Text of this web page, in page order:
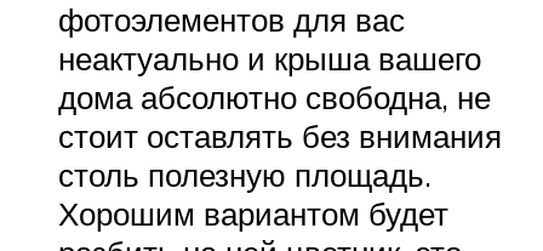
фотоэлементов для вас
неактуально и крыша вашего
дома абсолютно свободна, не
стоит оставлять без внимания
столь полезную площадь.
Хорошим вариантом будет